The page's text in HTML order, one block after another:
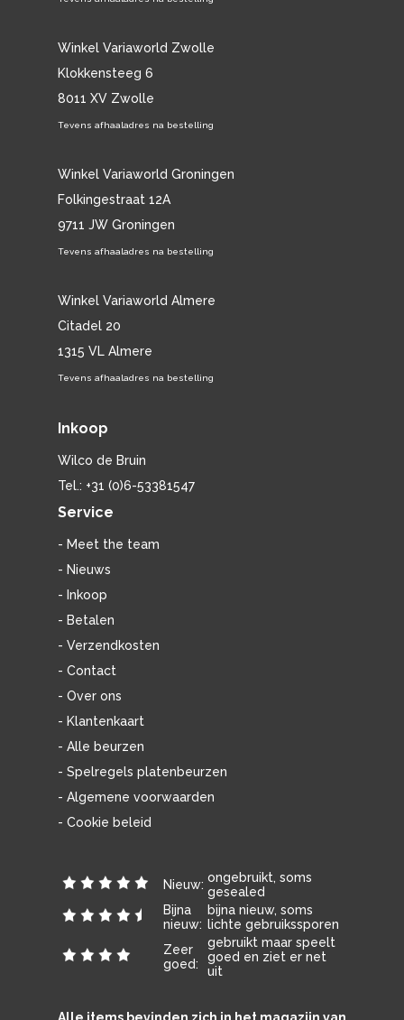
Winkel Variaworld Zwolle
Klokkensteeg 6
8011 XV Zwolle
Tevens afhaaladres na bestelling
Winkel Variaworld Groningen
Folkingestraat 12A
9711 JW Groningen
Tevens afhaaladres na bestelling
Winkel Variaworld Almere
Citadel 20
1315 VL Almere
Tevens afhaaladres na bestelling
Inkoop
Wilco de Bruin
Tel.: +31 (0)6-53381547
Service
- Meet the team
- Nieuws
- Inkoop
- Betalen
- Verzendkosten
- Contact
- Over ons
- Klantenkaart
- Alle beurzen
- Spelregels platenbeurzen
- Algemene voorwaarden
- Cookie beleid
Nieuw: ongebruikt, soms
gesealed
Bijna
nieuw:
bijna nieuw, soms
lichte gebruikssporen
Zeer
goed:
gebruikt maar speelt
goed en ziet er net
uit